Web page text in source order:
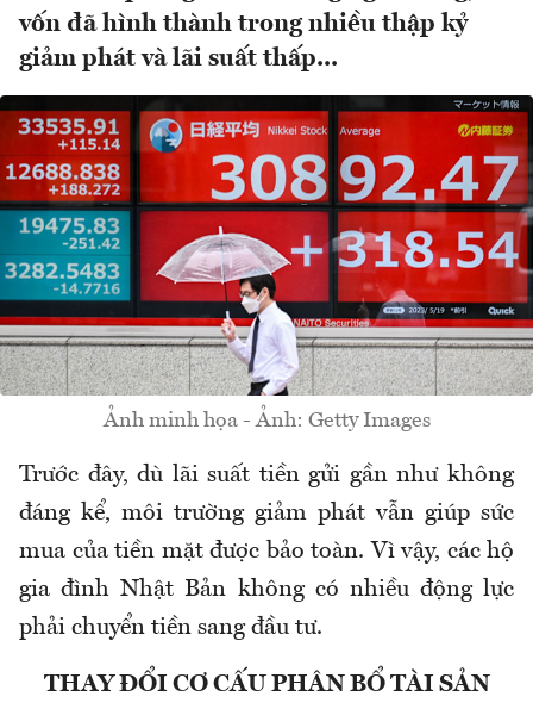
vốn đã hình thành trong nhiều thập kỷ
giảm phát và lãi suất thấp...
Ảnh minh họa - Ảnh: Getty Images
Trước đây, dù lãi suất tiền gửi gần như không
đáng kể, môi trường giảm phát vẫn giúp sức
mua của tiền mặt được bảo toàn. Vì vậy, các hộ
gia đình Nhật Bản không có nhiều động lực
phải chuyển tiền sang đầu tư.
THAY ĐỔI CƠ CẤU PHÂN BỔ TÀI SẢN